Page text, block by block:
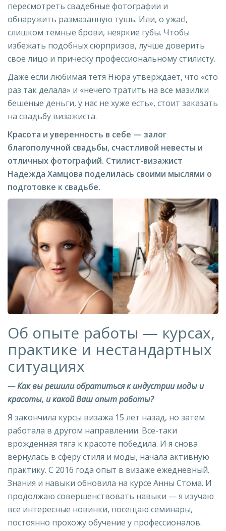
пересмотреть свадебные фотографии и
обнаружить размазанную тушь. Или, о ужас!,
слишком темные брови, неяркие губы. Чтобы
избежать подобных сюрпризов, лучше доверить
свое лицо и прическу профессиональному стилисту.
Даже если любимая тетя Нюра утверждает, что «сто
раз так делала» и «нечего тратить на все мазилки
бешеные деньги, у нас не хуже есть», стоит заказать
на свадьбу визажиста.
Красота и уверенность в себе — залог
благополучной свадьбы, счастливой невесты и
отличных фотографий. Стилист-визажист
Надежда Хамцова поделилась своими мыслями о
подготовке к свадьбе.
Об опыте работы — курсах,
практике и нестандартных
ситуациях
— Как вы решили обратиться к индустрии моды и
красоты, и какой Ваш опыт работы?
Я закончила курсы визажа 15 лет назад, но затем
работала в другом направлении. Все-таки
врожденная тяга к красоте победила. И я снова
вернулась в сферу стиля и моды, начала активную
практику. С 2016 года опыт в визаже ежедневный.
Знания и навыки обновила на курсе Анны Стома. И
продолжаю совершенствовать навыки — я изучаю
все интересные новинки, посещаю семинары,
постоянно прохожу обучение у профессионалов.